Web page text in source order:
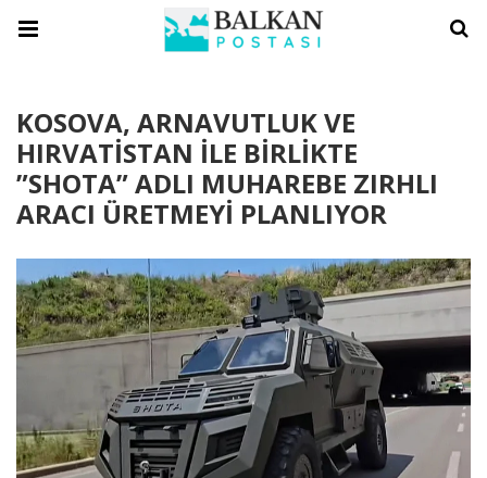
KOSOVA, ARNAVUTLUK VE
HIRVATİSTAN İLE BİRLİKTE
”SHOTA” ADLI MUHAREBE ZIRHLI
ARACI ÜRETMEYİ PLANLIYOR